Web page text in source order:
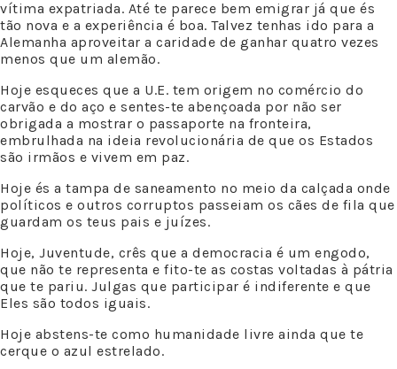
vítima expatriada. Até te parece bem emigrar já que és
tão nova e a experiência é boa. Talvez tenhas ido para a
Alemanha aproveitar a caridade de ganhar quatro vezes
menos que um alemão.
Hoje esqueces que a U.E. tem origem no comércio do
carvão e do aço e sentes-te abençoada por não ser
obrigada a mostrar o passaporte na fronteira,
embrulhada na ideia revolucionária de que os Estados
são irmãos e vivem em paz.
Hoje és a tampa de saneamento no meio da calçada onde
políticos e outros corruptos passeiam os cães de fila que
guardam os teus pais e juízes.
Hoje, Juventude, crês que a democracia é um engodo,
que não te representa e fito-te as costas voltadas à pátria
que te pariu. Julgas que participar é indiferente e que
Eles são todos iguais.
Hoje abstens-te como humanidade livre ainda que te
cerque o azul estrelado.